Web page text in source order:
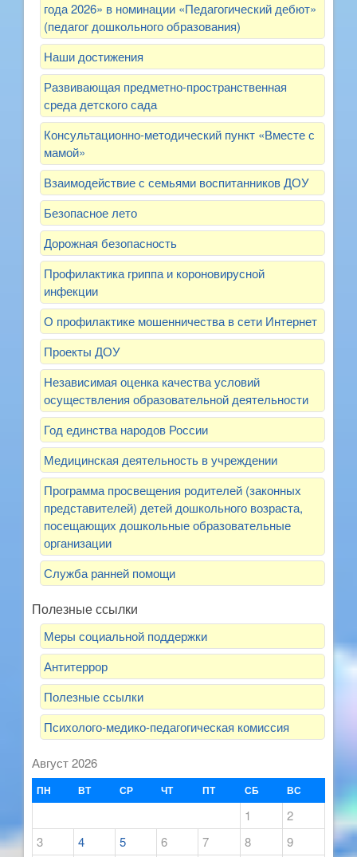
года 2026» в номинации «Педагогический дебют»
(педагог дошкольного образования)
Наши достижения
Развивающая предметно-пространственная
среда детского сада
Консультационно-методический пункт «Вместе с
мамой»
Взаимодействие с семьями воспитанников ДОУ
Безопасное лето
Дорожная безопасность
Профилактика гриппа и короновирусной
инфекции
О профилактике мошенничества в сети Интернет
Проекты ДОУ
Независимая оценка качества условий
осуществления образовательной деятельности
Год единства народов России
Медицинская деятельность в учреждении
Программа просвещения родителей (законных
представителей) детей дошкольного возраста,
посещающих дошкольные образовательные
организации
Служба ранней помощи
Полезные ссылки
Меры социальной поддержки
Антитеррор
Полезные ссылки
Психолого-медико-педагогическая комиссия
Август 2026
ПН ВТ СР ЧТ ПТ СБ ВС
1
2
3
4 5 6 7 8
9